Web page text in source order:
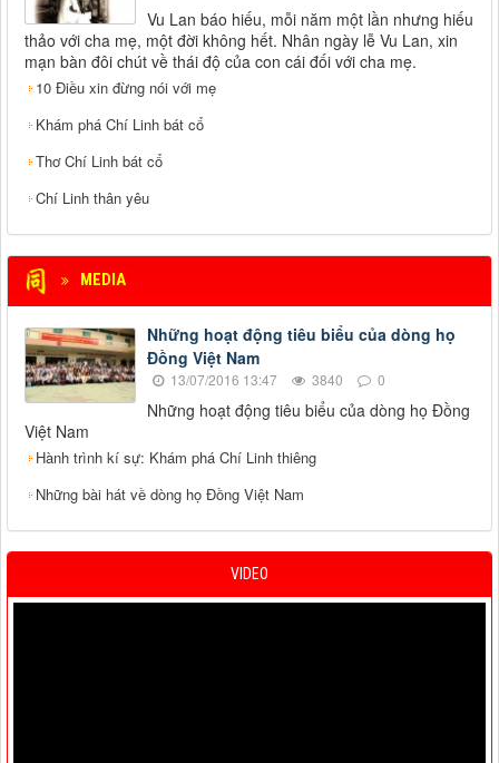
Vu Lan báo hiếu, mỗi năm một lần nhưng hiếu
thảo với cha mẹ, một đời không hết. Nhân ngày lễ Vu Lan, xin
mạn bàn đôi chút về thái độ của con cái đối với cha mẹ.
10 Điều xin đừng nói với mẹ
Khám phá Chí Linh bát cổ
Thơ Chí Linh bát cổ
Chí Linh thân yêu
MEDIA
Những hoạt động tiêu biểu của dòng họ
Đồng Việt Nam
13/07/2016 13:47 3840 0
Những hoạt động tiêu biểu của dòng họ Đồng
Việt Nam
Hành trình kí sự: Khám phá Chí Linh thiêng
Những bài hát về dòng họ Đồng Việt Nam
VIDEO